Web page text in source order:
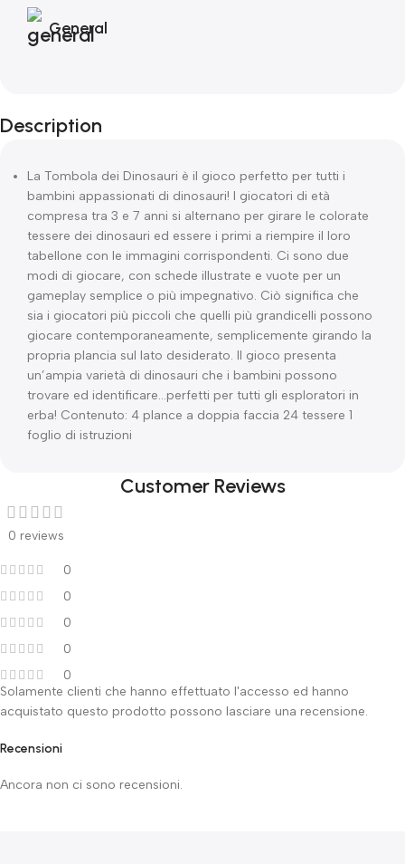
General
Description
La Tombola dei Dinosauri è il gioco perfetto per tutti i
bambini appassionati di dinosauri! I giocatori di età
compresa tra 3 e 7 anni si alternano per girare le colorate
tessere dei dinosauri ed essere i primi a riempire il loro
tabellone con le immagini corrispondenti. Ci sono due
modi di giocare, con schede illustrate e vuote per un
gameplay semplice o più impegnativo. Ciò significa che
sia i giocatori più piccoli che quelli più grandicelli possono
giocare contemporaneamente, semplicemente girando la
propria plancia sul lato desiderato. Il gioco presenta
un’ampia varietà di dinosauri che i bambini possono
trovare ed identificare…perfetti per tutti gli esploratori in
erba! Contenuto: 4 plance a doppia faccia 24 tessere 1
foglio di istruzioni
Customer Reviews
0 reviews
0
0
0
0
0
Recensioni
Ancora non ci sono recensioni.
Solamente clienti che hanno effettuato l'accesso ed hanno
acquistato questo prodotto possono lasciare una recensione.